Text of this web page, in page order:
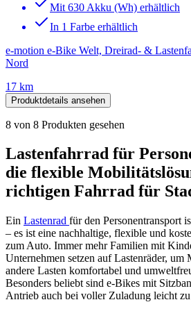
Mit 630 Akku (Wh) erhältlich
In 1 Farbe erhältlich
e-motion e-Bike Welt, Dreirad- &
Nord
17 km
Produktdetails ansehen
8 von 8 Produkten gesehen
Lastenfahrrad für
die flexible
richtigen Fahrrad für
Ein Lastenrad für den Personentransport
– es ist eine nachhaltige, flexible und
zum Auto. Immer mehr Familien mit
Unternehmen setzen auf Lastenräder, um
andere Lasten komfortabel und
Besonders beliebt sind e-Bikes mit
Antrieb auch bei voller Zuladung leicht